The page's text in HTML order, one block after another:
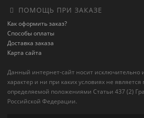
ПОМОЩЬ ПРИ ЗАКАЗЕ
Как оформить заказ?
Способы оплаты
Доставка заказа
Карта сайта
Данный интернет-сайт носит
характер и ни при каких условиях не
определяемой положениями Статьи 437 (2)
Российской Федерации.